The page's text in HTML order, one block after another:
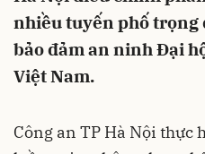
nhiều tuyến phố trọng
bảo đảm an ninh Đại
Việt Nam.
Công an TP Hà Nội thực